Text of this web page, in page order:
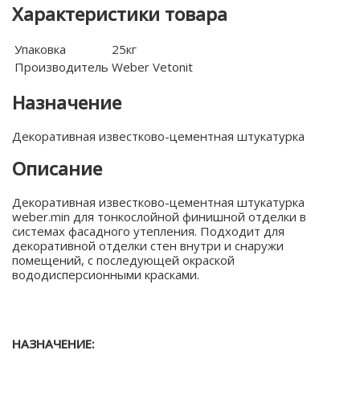
Характеристики товара
Упаковка
25кг
Производитель Weber Vetonit
Назначение
Декоративная известково-цементная штукатурка
Описание
Декоративная известково-цементная штукатурка
weber.min для тонкослойной финишной отделки в
системах фасадного утепления. Подходит для
декоративной отделки стен внутри и снаружи
помещений, с последующей окраской
вододисперсионными красками.
НАЗНАЧЕНИЕ: